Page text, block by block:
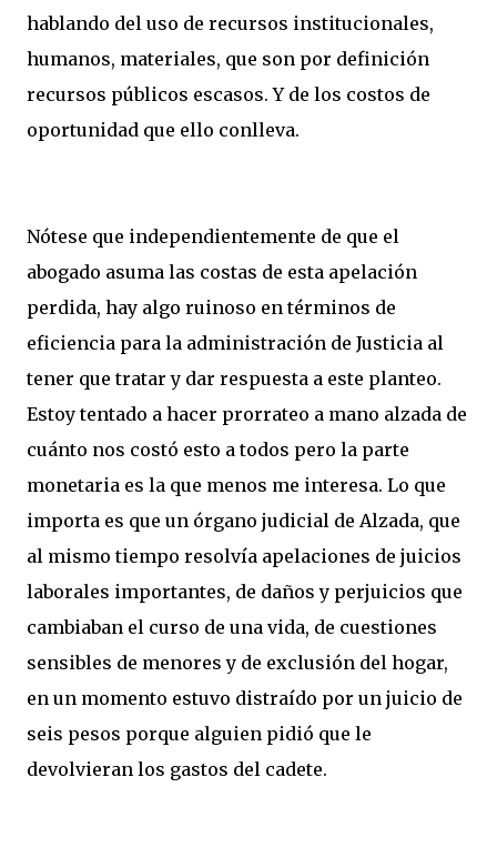
hablando del uso de recursos institucionales,
humanos, materiales, que son por definición
recursos públicos escasos. Y de los costos de
oportunidad que ello conlleva.
Nótese que independientemente de que el
abogado asuma las costas de esta apelación
perdida, hay algo ruinoso en términos de
eficiencia para la administración de Justicia al
tener que tratar y dar respuesta a este planteo.
Estoy tentado a hacer prorrateo a mano alzada de
cuánto nos costó esto a todos pero la parte
monetaria es la que menos me interesa. Lo que
importa es que un órgano judicial de Alzada, que
al mismo tiempo resolvía apelaciones de juicios
laborales importantes, de daños y perjuicios que
cambiaban el curso de una vida, de cuestiones
sensibles de menores y de exclusión del hogar,
en un momento estuvo distraído por un juicio de
seis pesos porque alguien pidió que le
devolvieran los gastos del cadete.